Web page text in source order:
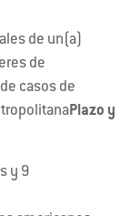
de un(a)
de
casos de
Plazo y
y 9